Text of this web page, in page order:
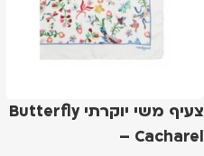
צעיף משי יוקרתי Butterfly
– Cacharel